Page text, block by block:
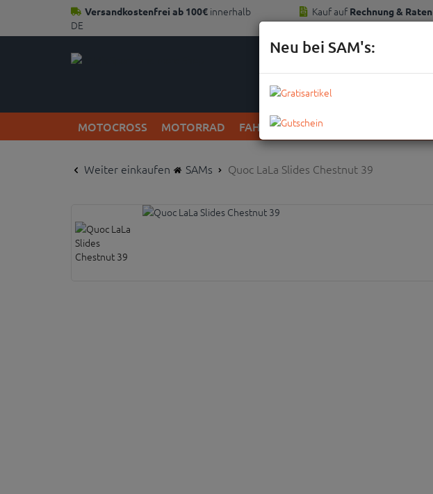
Versandkostenfrei ab 100€ innerhalb
DE
Kauf auf Rechnung & Raten
MOTOCROSS MOTORRAD FAHRRAD KOMPLETTRÄDER
Weiter einkaufen SAMs Quoc LaLa Slides Chestnut 39
Neu bei SAM's: